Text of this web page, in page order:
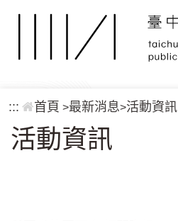
::: 首頁 >最新消息>活動資訊
活動資訊